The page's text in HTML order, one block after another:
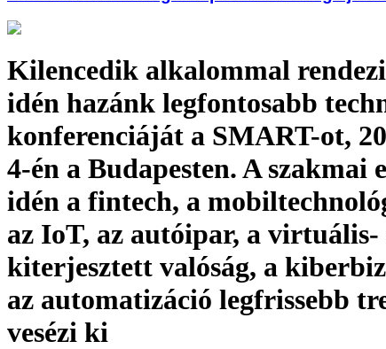
Kilencedik alkalommal
idén hazánk legfontosabb
konferenciáját a SMART-ot,
4-én a Budapesten. A szakmai
idén a fintech, a
az IoT, az autóipar, a virtuális-
kiterjesztett valóság, a
az automatizáció legfrissebb
vesézi ki